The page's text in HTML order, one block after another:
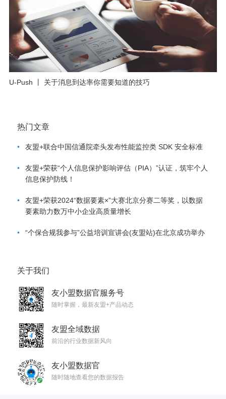
U-Push 丨 关于消息到达率你需要知道的技巧
热门文章
• 友盟+联合中国信通院牵头发布性能监控类 SDK 安全标准
•
友盟+荣获“个人信息保护影响评估（PIA）”认证，筑牢个人
信息保护防线！
•
友盟+荣获2024“数据要素×”大赛北京分赛二等奖，以数据
要素助力数万中小企业高质量增长
• “个保合规我参与”公益培训宣讲会(友盟站)在北京成功举办
关于我们
友小盟数据官服务号
随时掌握，最新友盟+产品动态
友盟全域数据
前沿的行业数据新风向
友小盟数据官
随时随地查看您的数据报告